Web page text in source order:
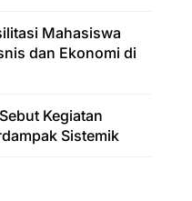
Mahasiswa
dan Ekonomi di
Kegiatan
Sistemik